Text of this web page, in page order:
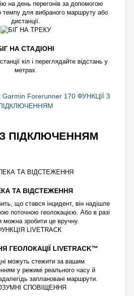
на день перегонів за допомогою
темпу для вибраного маршруту або
дистанції.
НА СТАДІОНІ
кіл і переглядайте відстань у
метрах.
З ПІДКЛЮЧЕННЯМ
ТА ВІДСТЕЖЕННЯ
що стався інцидент, він надішле
поточною геолокацією. Або в разі
можна зробити це вручну.
ГЕОЛОКАЦІЇ LIVETRACK™
можуть стежити за вашим
у режимі реального часу й
заплановані маршрути.